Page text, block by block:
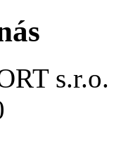
s.r.o.